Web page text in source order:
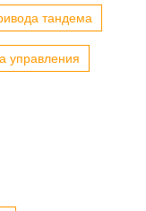
тандема
управления